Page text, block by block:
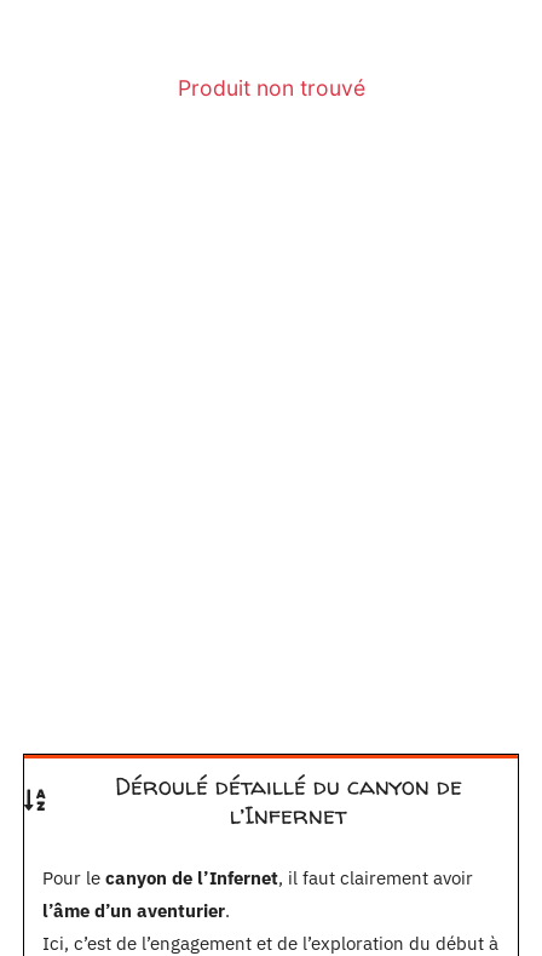
Déroulé détaillé du canyon de
l’Infernet
Pour le canyon de l’Infernet, il faut clairement avoir
l’âme d’un aventurier.
Ici, c’est de l’engagement et de l’exploration du début à